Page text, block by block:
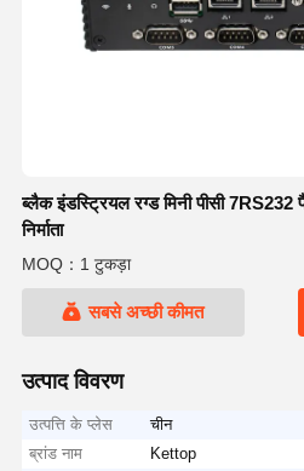
ब्लैक इंडस्ट्रियल रग्ड मिनी पीसी
निर्माता
MOQ：1 टुकड़ा
सबसे अच्छी कीमत
उत्पाद विवरण
उत्पत्ति के प्लेस
चीन
ब्रांड नाम
Kettop